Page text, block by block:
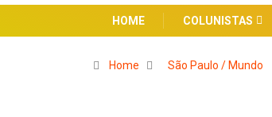
HOME COLUNISTAS
Home São Paulo / Mundo